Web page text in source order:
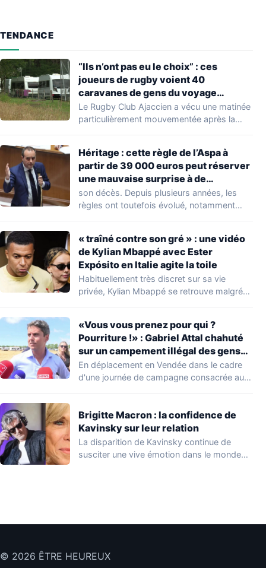
TENDANCE
“Ils n’ont pas eu le choix” : ces
joueurs de rugby voient 40
caravanes de gens du voyage
s’installer dans leur stade, ils les
délogent en moins d’1 heure
Le Rugby Club Ajaccien a vécu une matinée
particulièrement mouvementée après la
Héritage : cette règle de l’Aspa à
partir de 39 000 euros peut réserver
une mauvaise surprise à de
nombreuses familles
son décès. Depuis plusieurs années, les
règles ont toutefois évolué, notamment
« traîné contre son gré » : une vidéo
de Kylian Mbappé avec Ester
Expósito en Italie agite la toile
Habituellement très discret sur sa vie
privée, Kylian Mbappé se retrouve malgré
«Vous vous prenez pour qui ?
Pourriture !» : Gabriel Attal chahuté
sur un campement illégal des gens
du voyage
En déplacement en Vendée dans le cadre
d'une journée de campagne consacrée aux
Brigitte Macron : la confidence de
Kavinsky sur leur relation
La disparition de Kavinsky continue de
susciter une vive émotion dans le monde
© 2026 ÊTRE HEUREUX